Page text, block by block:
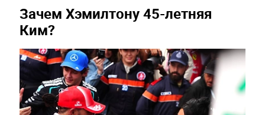
Зачем Хэмилтону 45-летняя
Ким?